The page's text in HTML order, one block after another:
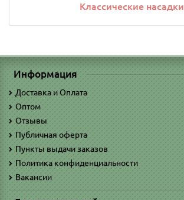
Классические насадки
Информация
Доставка и Оплата
Оптом
Отзывы
Публичная оферта
Пункты выдачи заказов
Политика конфиденциальности
Вакансии